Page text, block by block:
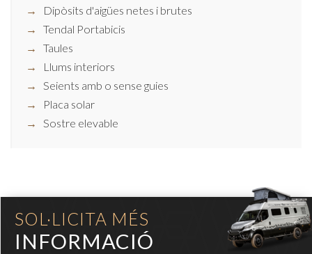
Dipòsits d'aigües netes i brutes
Tendal Portabicis
Taules
Llums interiors
Seients amb o sense guies
Placa solar
Sostre elevable
SOL·LICITA MÉS
INFORMACIÓ